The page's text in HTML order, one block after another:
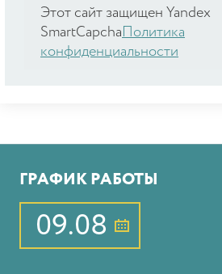
Этот сайт защищен Yandex
SmartCapcha Политика
конфиденциальности
ГРАФИК РАБОТЫ
09.08